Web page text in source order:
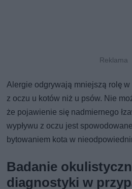
Alergie odgrywają mniejszą rolę
z oczu u kotów niż u psów. Nie
że pojawienie się nadmiernego
wypływu z oczu jest
bytowaniem kota w
Badanie
diagnostyki w